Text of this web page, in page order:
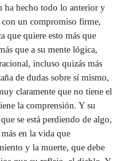
ha hecho todo lo anterior y
un compromiso firme,
que quiere esto más que
que a su mente lógica,
incluso quizás más
de dudas sobre sí mismo,
claramente que no tiene el
la comprensión. Y su
se está perdiendo de algo,
en la vida que
y la muerte, que debe